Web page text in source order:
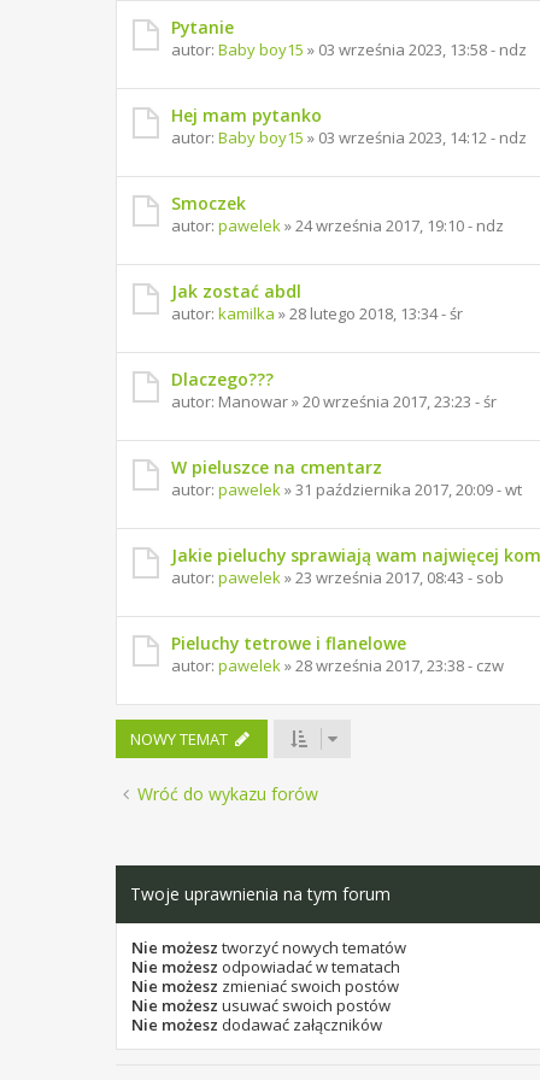
Pytanie
autor: Baby boy15 » 03 września 2023, 13:58 - ndz
Hej mam pytanko
autor: Baby boy15 » 03 września 2023, 14:12 - ndz
Smoczek
autor: pawelek»24 września 2017, 19:10 - ndz
Jak zostać abdl
autor: kamilka »28 lutego 2018, 13:34 - śr
Dlaczego???
autor: Manowar»20 września 2017, 23:23 - śr
W pieluszce na cmentarz
autor: pawelek»31 października 2017, 20:09 - wt
Jakie pieluchy sprawiają wam najwięcej
autor: pawelek»23 września 2017, 08:43 - sob
Pieluchy tetrowe i flanelowe
autor: pawelek»28 września 2017, 23:38 - czw
NOWY TEMAT
Wróć do wykazu forów
Twoje uprawnienia na tym forum
Nie możesz tworzyć nowych tematów
Nie możesz odpowiadać w tematach
Nie możesz zmieniać swoich postów
Nie możesz usuwać swoich postów
Nie możesz dodawać załączników